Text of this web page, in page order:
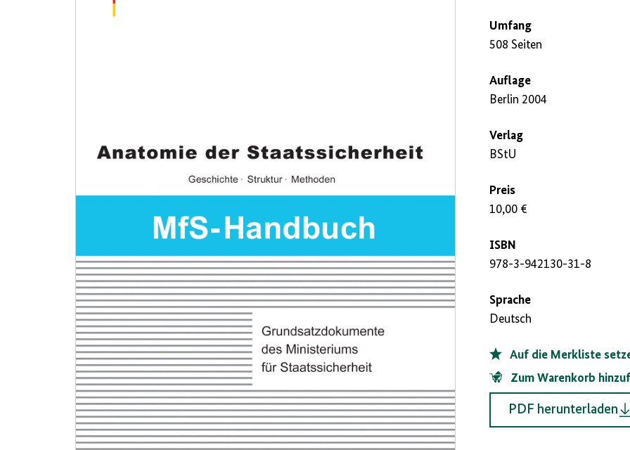
Umfang
508 Seiten
Auflage
Berlin 2004
Verlag
BStU
Preis
10,00 €
ISBN
978-3-942130-31-8
Sprache
Deutsch
Auf die Merkliste
Zum Warenkorb
PDF herunterladen